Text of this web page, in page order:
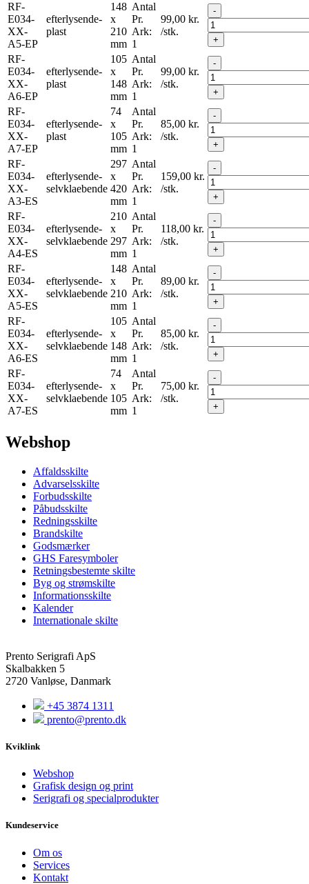
RF-
E034-
XX-
A5-EP
efterlysende-
plast
148
x
210
mm
Antal
Pr.
Ark:
1
99,00 kr.
/stk.
-
+
RF-
E034-
XX-
A6-EP
efterlysende-
plast
105
x
148
mm
Antal
Pr.
Ark:
1
99,00 kr.
/stk.
-
+
RF-
E034-
XX-
A7-EP
efterlysende-
plast
74
x
105
mm
Antal
Pr.
Ark:
1
85,00 kr.
/stk.
-
+
RF-
E034-
XX-
A3-ES
efterlysende-
selvklaebende
297
x
420
mm
Antal
Pr.
Ark:
1
159,00 kr.
/stk.
-
+
RF-
E034-
XX-
A4-ES
efterlysende-
selvklaebende
210
x
297
mm
Antal
Pr.
Ark:
1
118,00 kr.
/stk.
-
+
RF-
E034-
XX-
A5-ES
efterlysende-
selvklaebende
148
x
210
mm
Antal
Pr.
Ark:
1
89,00 kr.
/stk.
-
+
RF-
E034-
XX-
A6-ES
efterlysende-
selvklaebende
105
x
148
mm
Antal
Pr.
Ark:
1
85,00 kr.
/stk.
-
+
RF-
E034-
XX-
A7-ES
efterlysende-
selvklaebende
74
x
105
mm
Antal
Pr.
Ark:
1
75,00 kr.
/stk.
-
+
Webshop
Affaldsskilte
Advarselsskilte
Forbudsskilte
Påbudsskilte
Redningsskilte
Brandskilte
Godsmærker
GHS Faresymboler
Retningsbestemte skilte
Byg og strømskilte
Informationsskilte
Kalender
Internationale skilte
Prento Serigrafi ApS
Skalbakken 5
2720 Vanløse, Danmark
+45 3874 1311
prento@prento.dk
Kviklink
Webshop
Grafisk design og print
Serigrafi og specialprodukter
Kundeservice
Om os
Services
Kontakt